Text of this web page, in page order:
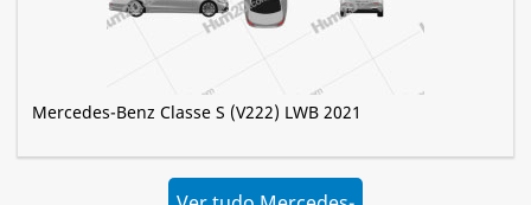
Mercedes-Benz Classe S (V222) LWB 2021